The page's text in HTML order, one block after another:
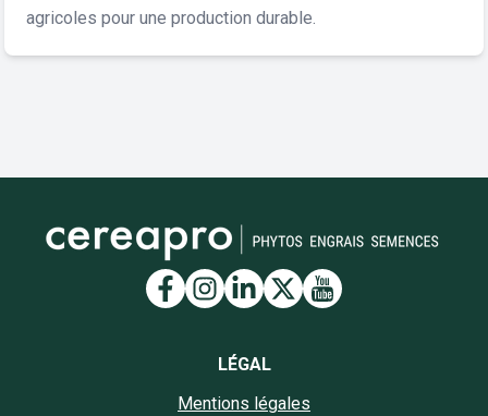
agricoles pour une production durable.
Lien vers la page
Lien vers la page
Lien vers la page
Lien vers la
Lien vers la
LÉGAL
Mentions légales